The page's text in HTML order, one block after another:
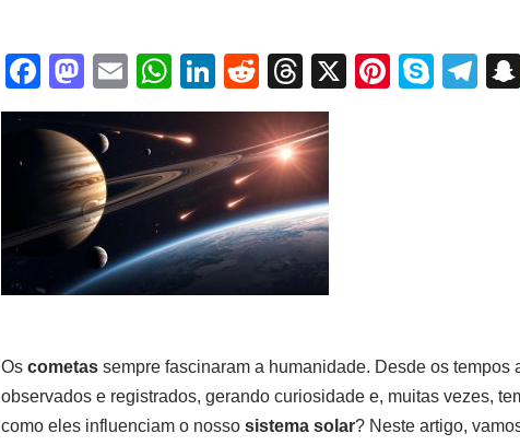
F
a
c
e
o
o
M
a
st
o
d
o
n
E
m
ail
W
h
at
s
A
p
p
Li
n
k
e
dI
n
R
e
d
di
t
T
hr
e
a
d
s
X
Pi
S
T
Os cometassempre fascinaram a humanidade. Desde os tempos
observados e registrados, gerando curiosidade e, muitas vezes,
como eles influenciam o nosso sistema solar? Neste artigo,